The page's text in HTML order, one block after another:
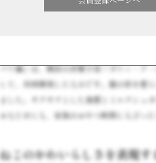
スイートポテト、トリュフショコラで人気
パイ編」は、横浜の洋菓子店「ガトー・ド
して、共同開発したものです。猫の形を愛
ました。サクサクとした食感とミルクシュ
おもたせにも、家族のおやつ時間にもぴった
ねこのかわいらしさを表現